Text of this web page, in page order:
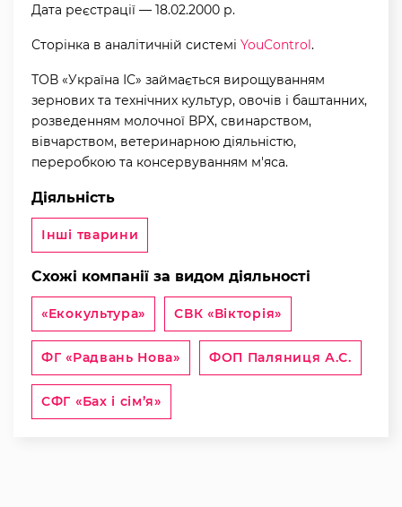
Дата реєстрації — 18.02.2000 р.
Сторінка в аналітичній системі YouControl.
ТОВ «Україна ІС» займається вирощуванням
зернових та технічних культур, овочів і баштанних,
розведенням молочної ВРХ, свинарством,
вівчарством, ветеринарною діяльністю,
переробкою та консервуванням м'яса.
Діяльність
Інші тварини
Схожі компанії за видом діяльності
«Екокультура» СВК «Вікторія»
ФГ «Радвань Нова» ФОП Паляниця А.С.
СФГ «Бах і сім’я»